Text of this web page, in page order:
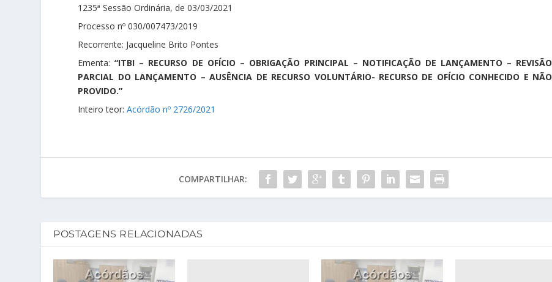
1235ª Sessão Ordinária, de 03/03/2021
Processo nº 030/007473/2019
Recorrente: Jacqueline Brito Pontes
Ementa:“ITBI – RECURSO DE OFÍCIO – OBRIGAÇÃO PRINCIPAL – NOTIFICAÇÃO DE LANÇAMENTO – REVISÃO
PARCIAL DO LANÇAMENTO – AUSÊNCIA DE RECURSO VOLUNTÁRIO- RECURSO DE OFÍCIO CONHECIDO E NÃO
PROVIDO.”
Inteiro teor:Acórdão nº 2726/2021
COMPARTILHAR:
POSTAGENS RELACIONADAS